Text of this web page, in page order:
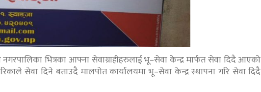
भित्रका आफ्ना सेवाग्राहीहरुलाई भू–सेवा केन्द्र मार्फत सेवा दिदै आएको
सेवा दिने बताउदै मालपोत कार्यालयमा भू–सेवा केन्द्र स्थापना गरि सेवा दिदै